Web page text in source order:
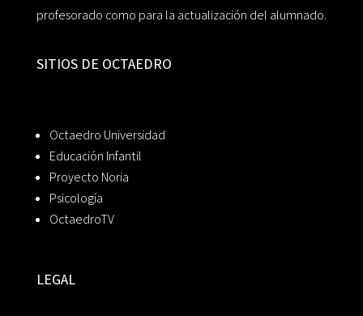
profesorado como para la actualización del alumnado.
SITIOS DE OCTAEDRO
Octaedro Universidad
Educación Infantil
Proyecto Noria
Psicología
OctaedroTV
LEGAL